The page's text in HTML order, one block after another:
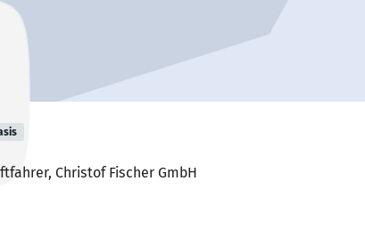
Christof Fischer GmbH